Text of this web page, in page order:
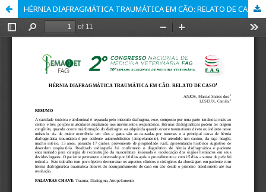
HÉRNIA DIAFRAGMÁTICA TRAUMÁTICA EM CÃO: RELATO DE CASO